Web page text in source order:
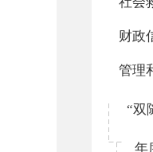
财政
管理
“双